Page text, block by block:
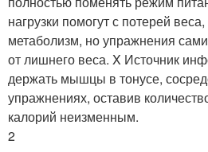
нагрузки помогут с потерей
метаболизм, но упражнения
от лишнего веса. X Источник
держать мышцы в тонусе,
упражнениях, оставив
калорий неизменным.
2